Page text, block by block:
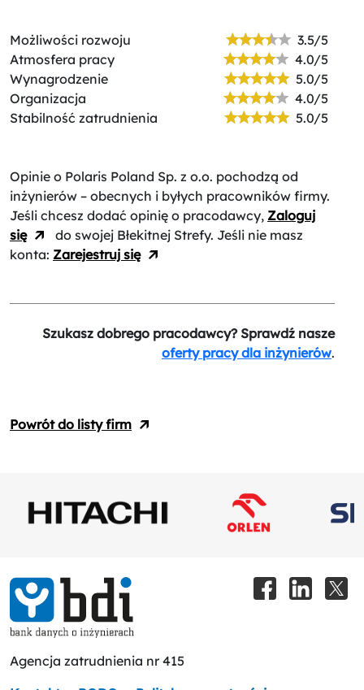
Możliwości rozwoju
3.5/5
Atmosfera pracy
4.0/5
Wynagrodzenie
5.0/5
Organizacja
4.0/5
Stabilność zatrudnienia
5.0/5
Opinie o Polaris Poland Sp. z o.o. pochodzą od
inżynierów – obecnych i byłych pracowników firmy.
Jeśli chcesz dodać opinię o pracodawcy, Zaloguj
się
do swojej Błekitnej Strefy. Jeśli nie masz
konta: Zarejestruj się
Szukasz dobrego pracodawcy? Sprawdź nasze
oferty pracy dla inżynierów.
Powrót do listy firm
Agencja zatrudnienia nr 415